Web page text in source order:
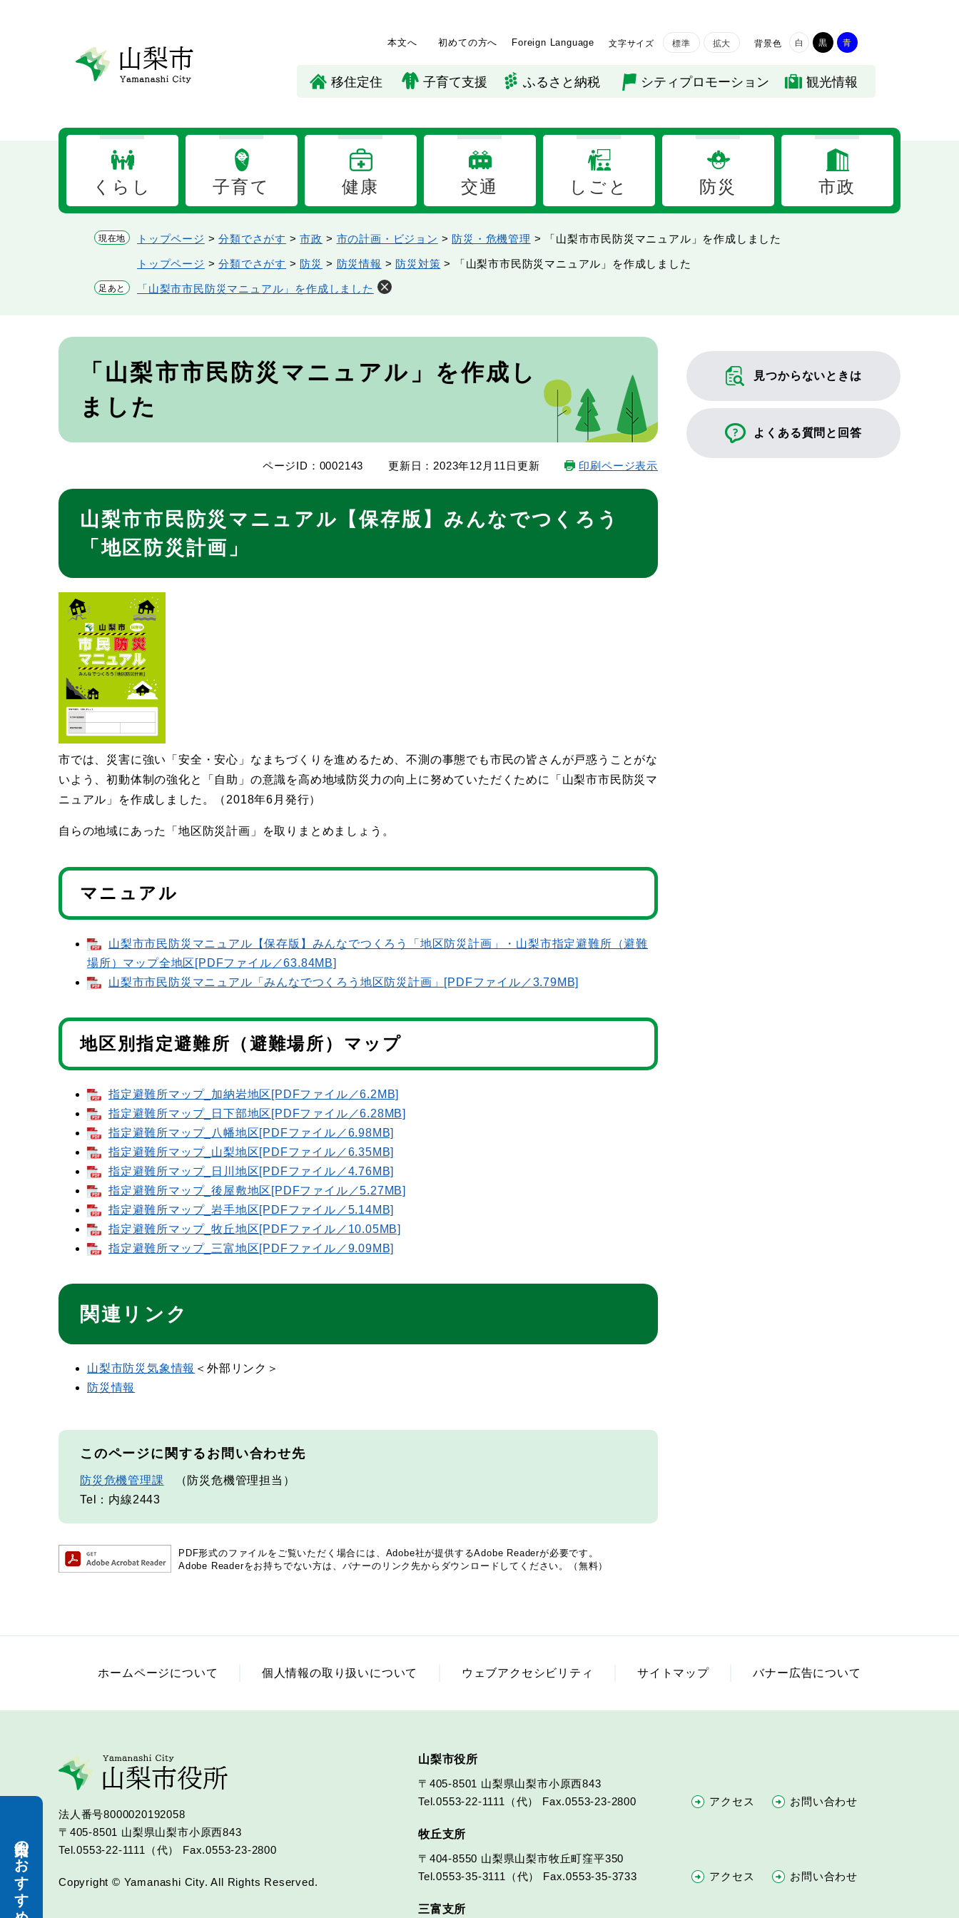
本文へ 初めての方へ Foreign Language 文字サイズ 標準 拡大 背景色 白 黒 青
移住定住 子育て支援 ふるさと納税 シティプロモーション 観光情報
山梨市のおすすめ
くらし 子育て 健康 交通 しごと 防災 市政
現在地 トップページ >分類でさがす >市政 > 市の計画・ビジョン > 防災・危機管理 > 「山梨市市民防災マニュアル」を作成しました
トップページ >分類でさがす > 防災 > 防災情報 > 防災対策 > 「山梨市市民防災マニュアル」を作成しました
足あと 「山梨市市民防災マニュアル」を作成しました
本
「山梨市市民防災マニュアル」を作成し
ました
ページID：0002143 更新日：2023年12月11日更新 印刷ページ表示
山梨市市民防災マニュアル【保存版】みんなでつくろう
「地区防災計画」
市では、災害に強い「安全・安心」なまちづくりを進めるため、不測の事態でも市民の皆さんが戸惑うことがな
いよう、初動体制の強化と「自助」の意識を高め地域防災力の向上に努めていただくために「山梨市市民防災マ
ニュアル」を作成しました。（2018年6月発行）
自らの地域にあった「地区防災計画」を取りまとめましょう。
マニュアル
山梨市市民防災マニュアル【保存版】みんなでつくろう「地区防災計画」・山梨市指定避難所（避難
場所）マップ全地区[PDFファイル／63.84MB]
山梨市市民防災マニュアル「みんなでつくろう地区防災計画」[PDFファイル／3.79MB]
地区別指定避難所（避難場所）マップ
指定避難所マップ_加納岩地区[PDFファイル／6.2MB]
指定避難所マップ_日下部地区[PDFファイル／6.28MB]
指定避難所マップ_八幡地区[PDFファイル／6.98MB]
指定避難所マップ_山梨地区[PDFファイル／6.35MB]
指定避難所マップ_日川地区[PDFファイル／4.76MB]
指定避難所マップ_後屋敷地区[PDFファイル／5.27MB]
指定避難所マップ_岩手地区[PDFファイル／5.14MB]
指定避難所マップ_牧丘地区[PDFファイル／10.05MB]
指定避難所マップ_三富地区[PDFファイル／9.09MB]
関連リンク
山梨市防災気象情報 ＜外部リンク＞
防災情報
このページに関するお問い合わせ先
防災危機管理課
防災危機管理担当
Tel：内線2443
PDF形式のファイルをご覧いただく場合には、Adobe社が提供するAdobe Readerが必要です。
Adobe Readerをお持ちでない方は、バナーのリンク先からダウンロードしてください。（無料）
見つからないときは
よくある質問と回答
ホームページについて 個人情報の取り扱いについて ウェブアクセシビリティ サイトマップ バナー広告について
法人番号8000020192058
〒405-8501 山梨県山梨市小原西843
Tel.0553-22-1111（代）
Fax.0553-23-2800
Copyright © Yamanashi City. All Rights Reserved.
山梨市役所
〒405-8501 山梨県山梨市小原西843
Tel.0553-22-1111（代）
Fax.0553-23-2800 アクセス お問い合わせ
牧丘支所
〒404-8550 山梨県山梨市牧丘町窪平350
Tel.0553-35-3111（代）
Fax.0553-35-3733 アクセス お問い合わせ
三富支所